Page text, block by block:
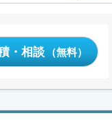
・相談 （無料）